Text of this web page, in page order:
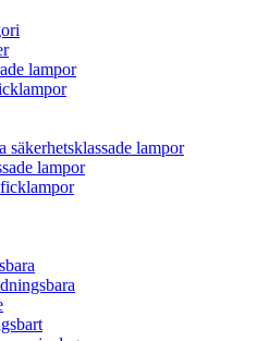
lampor
säkerhetsklassade lampor
lampor